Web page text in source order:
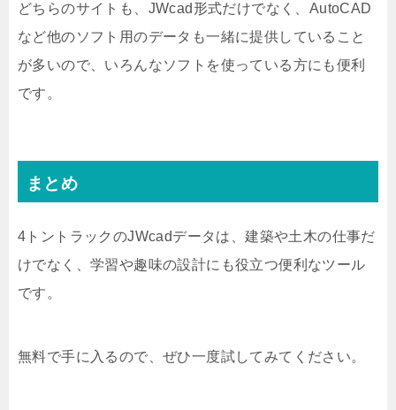
どちらのサイトも、JWcad形式だけでなく、AutoCAD
など他のソフト用のデータも一緒に提供していること
が多いので、いろんなソフトを使っている方にも便利
です。
まとめ
4トントラックのJWcadデータは、建築や土木の仕事だ
けでなく、学習や趣味の設計にも役立つ便利なツール
です。
無料で手に入るので、ぜひ一度試してみてください。